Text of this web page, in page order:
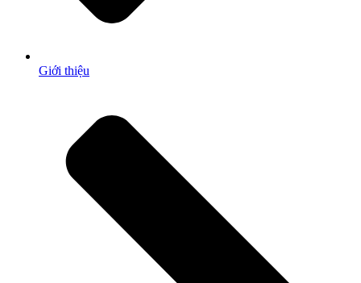
Giới thiệu